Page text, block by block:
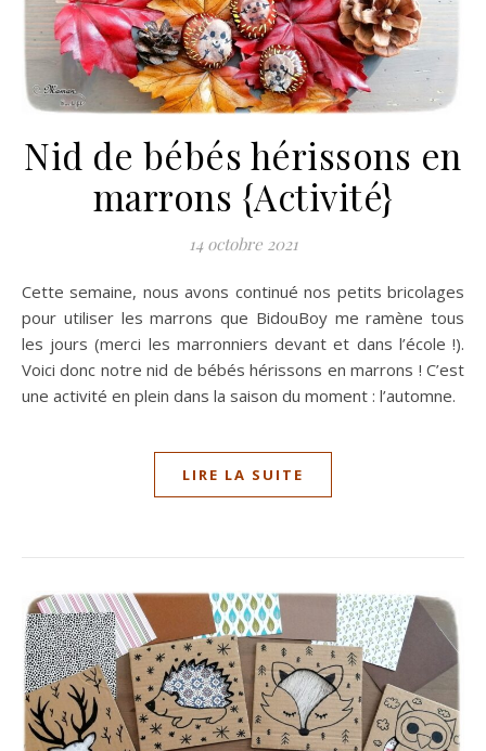
Nid de bébés hérissons en
marrons {Activité}
14 octobre 2021
Cette semaine, nous avons continué nos petits bricolages
pour utiliser les marrons que BidouBoy me ramène tous
les jours (merci les marronniers devant et dans l’école !).
Voici donc notre nid de bébés hérissons en marrons ! C’est
une activité en plein dans la saison du moment : l’automne.
LIRE LA SUITE